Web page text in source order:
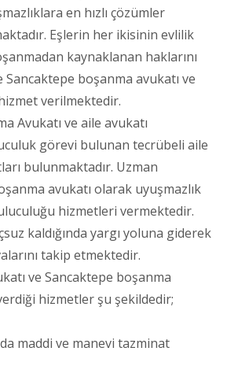
en hızlı çözümler
Eşlerin her ikisinin evlilik
kaynaklanan haklarını
boşanma avukatı ve
verilmektedir.
Avukatı ve aile avukatı
görevi bulunan tecrübeli aile
bulunmaktadır. Uzman
avukatı olarak uyuşmazlık
hizmetleri vermektedir.
kaldığında yargı yoluna giderek
takip etmektedir.
ve Sancaktepe boşanma
hizmetler şu şekildedir;
maddi ve manevi tazminat